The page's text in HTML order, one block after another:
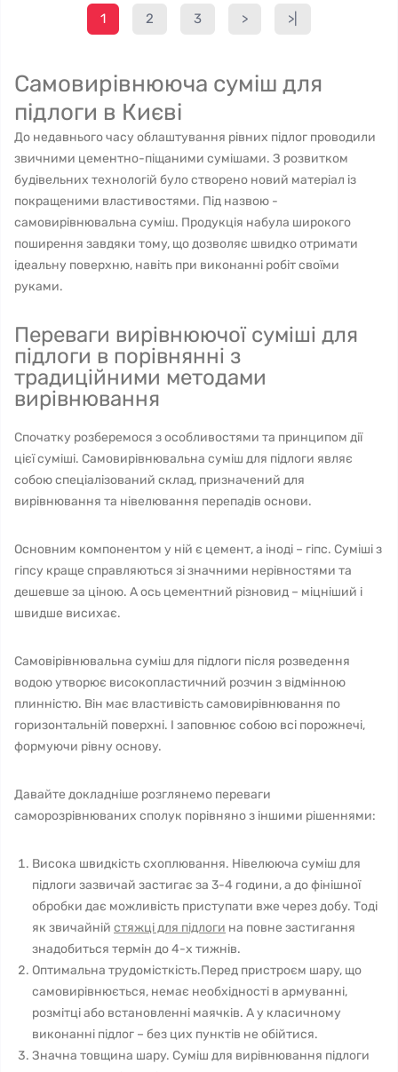
1 2 3 > >|
Самовирівнююча суміш для
підлоги в Києві
До недавнього часу облаштування рівних підлог проводили
звичними цементно-піщаними сумішами. З розвитком
будівельних технологій було створено новий матеріал із
покращеними властивостями. Під назвою -
самовирівнювальна суміш. Продукція набула широкого
поширення завдяки тому, що дозволяє швидко отримати
ідеальну поверхню, навіть при виконанні робіт своїми
руками.
Переваги вирівнюючої суміші для
підлоги в порівнянні з
традиційними методами
вирівнювання
Спочатку розберемося з особливостями та принципом дії
цієї суміші. Самовирівнювальна суміш для підлоги являє
собою спеціалізований склад, призначений для
вирівнювання та нівелювання перепадів основи.
Основним компонентом у ній є цемент, а іноді – гіпс. Суміші з
гіпсу краще справляються зі значними нерівностями та
дешевше за ціною. А ось цементний різновид – міцніший і
швидше висихає.
Самовірівнювальна суміш для підлоги після розведення
водою утворює високопластичний розчин з відмінною
плинністю. Він має властивість самовирівнювання по
горизонтальній поверхні. І заповнює собою всі порожнечі,
формуючи рівну основу.
Давайте докладніше розглянемо переваги
саморозрівнюваних сполук порівняно з іншими рішеннями:
Висока швидкість схоплювання. Нівелююча суміш для
підлоги зазвичай застигає за 3-4 години, а до фінішної
обробки дає можливість приступати вже через добу. Тоді
як звичайній стяжці для підлоги на повне застигання
знадобиться термін до 4-х тижнів.
Оптимальна трудомісткість.Перед пристроєм шару, що
самовирівнюється, немає необхідності в армуванні,
розмітці або встановленні маячків. А у класичному
виконанні підлог – без цих пунктів не обійтися.
Значна товщина шару. Суміш для вирівнювання підлоги